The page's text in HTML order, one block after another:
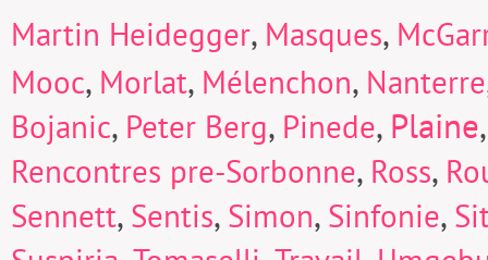
Martin Heidegger, Masques,
Mooc, Morlat, Mélenchon, Nanterre
Bojanic, Peter Berg, Pinede, Plaine
Rencontres pre-Sorbonne, Ross,
Sennett, Sentis, Simon, Sinfonie,